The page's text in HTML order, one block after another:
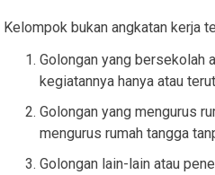
Kelompok bukan angkatan kerja
Golongan yang bersekolah
kegiatannya hanya atau
Golongan yang mengurus
mengurus rumah tangga
Golongan lain-lain atau